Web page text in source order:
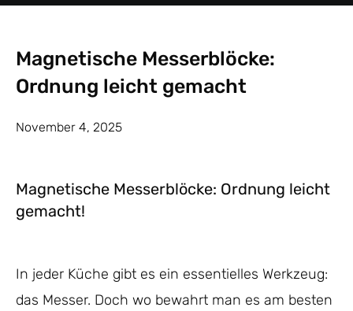
Magnetische Messerblöcke:
Ordnung leicht gemacht
November 4, 2025
Magnetische Messerblöcke: Ordnung leicht
gemacht!
In jeder Küche gibt es ein essentielles Werkzeug:
das Messer. Doch wo bewahrt man es am besten